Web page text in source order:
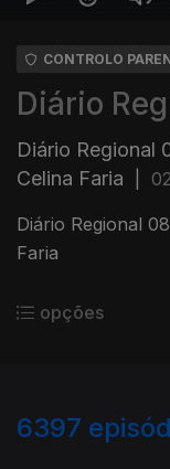
CONTROLO
Diário
Diário Regional
Celina Faria
Diário Regional
Faria
opções
6397